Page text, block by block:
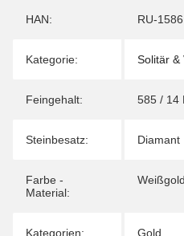
HAN: RU-1586
Kategorie: Solitär &
Feingehalt: 585 / 14
Steinbesatz: Diamant
Farbe -
Material:
Weißgold
Kategorien: Gold